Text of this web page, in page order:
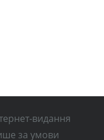
видання
за умови